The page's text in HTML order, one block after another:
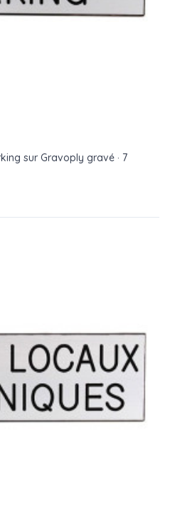
sur Gravoply gravé · 7